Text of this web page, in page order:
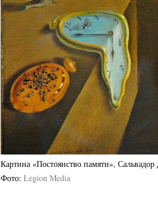
Картина «Постоянство памяти», Сальвадор
Фото Legion Media